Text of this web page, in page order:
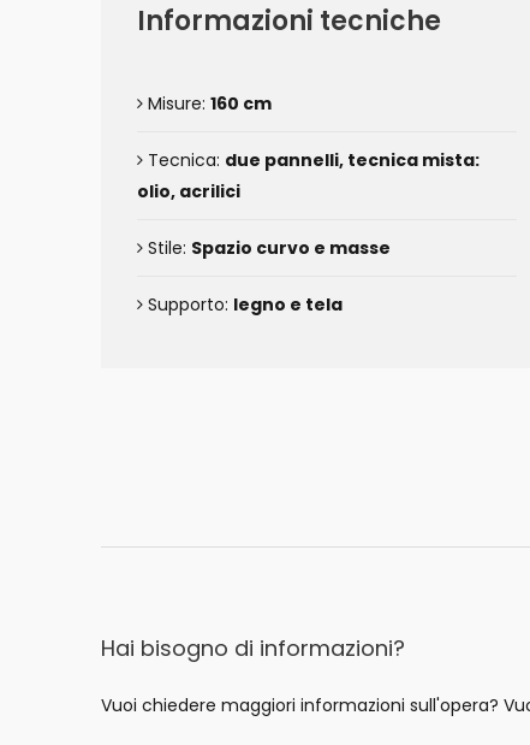
Informazioni tecniche
Misure: 160 cm
Tecnica: due pannelli, tecnica mista:
olio, acrilici
Stile: Spazio curvo e masse
Supporto: legno e tela
Hai bisogno di informazioni?
Vuoi chiedere maggiori informazioni sull'opera?